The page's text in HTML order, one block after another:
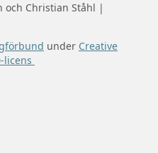
och Christian Ståhl |
under Creative
licens